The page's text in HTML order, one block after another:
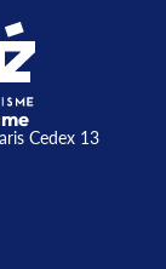
Cedex 13